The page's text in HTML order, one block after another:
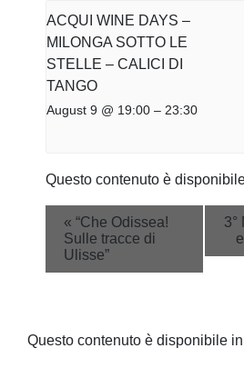
ACQUI WINE DAYS –
MILONGA SOTTO LE
STELLE – CALICI DI
TANGO
August 9 @ 19:00 – 23:30
Questo contenuto è
Event
Navigation
« “Che Odissea!
Sulle tracce di
Ulisse”
3°
Questo contenuto è disponibile